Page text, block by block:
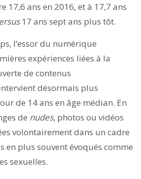
17,6 ans en 2016, et à 17,7 ans
17 ans sept ans plus tôt.
l’essor du numérique
expériences liées à la
de contenus
désormais plus
de 14 ans en âge médian. En
de nudes, photos ou vidéos
volontairement dans un cadre
en plus souvent évoqués comme
sexuelles.